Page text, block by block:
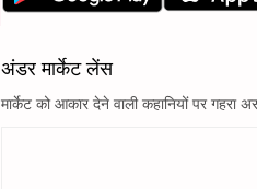
अंडर मार्केट लेंस
मार्केट को आकार देने वाली कहानियों पर गहरा